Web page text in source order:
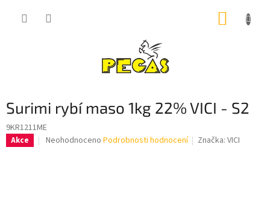
Surimi rybí maso 1kg 22% VICI - S2
9KR1211ME
Akce
Průměrné
Neohodnoceno Podrobnosti hodnocení Značka:VICI